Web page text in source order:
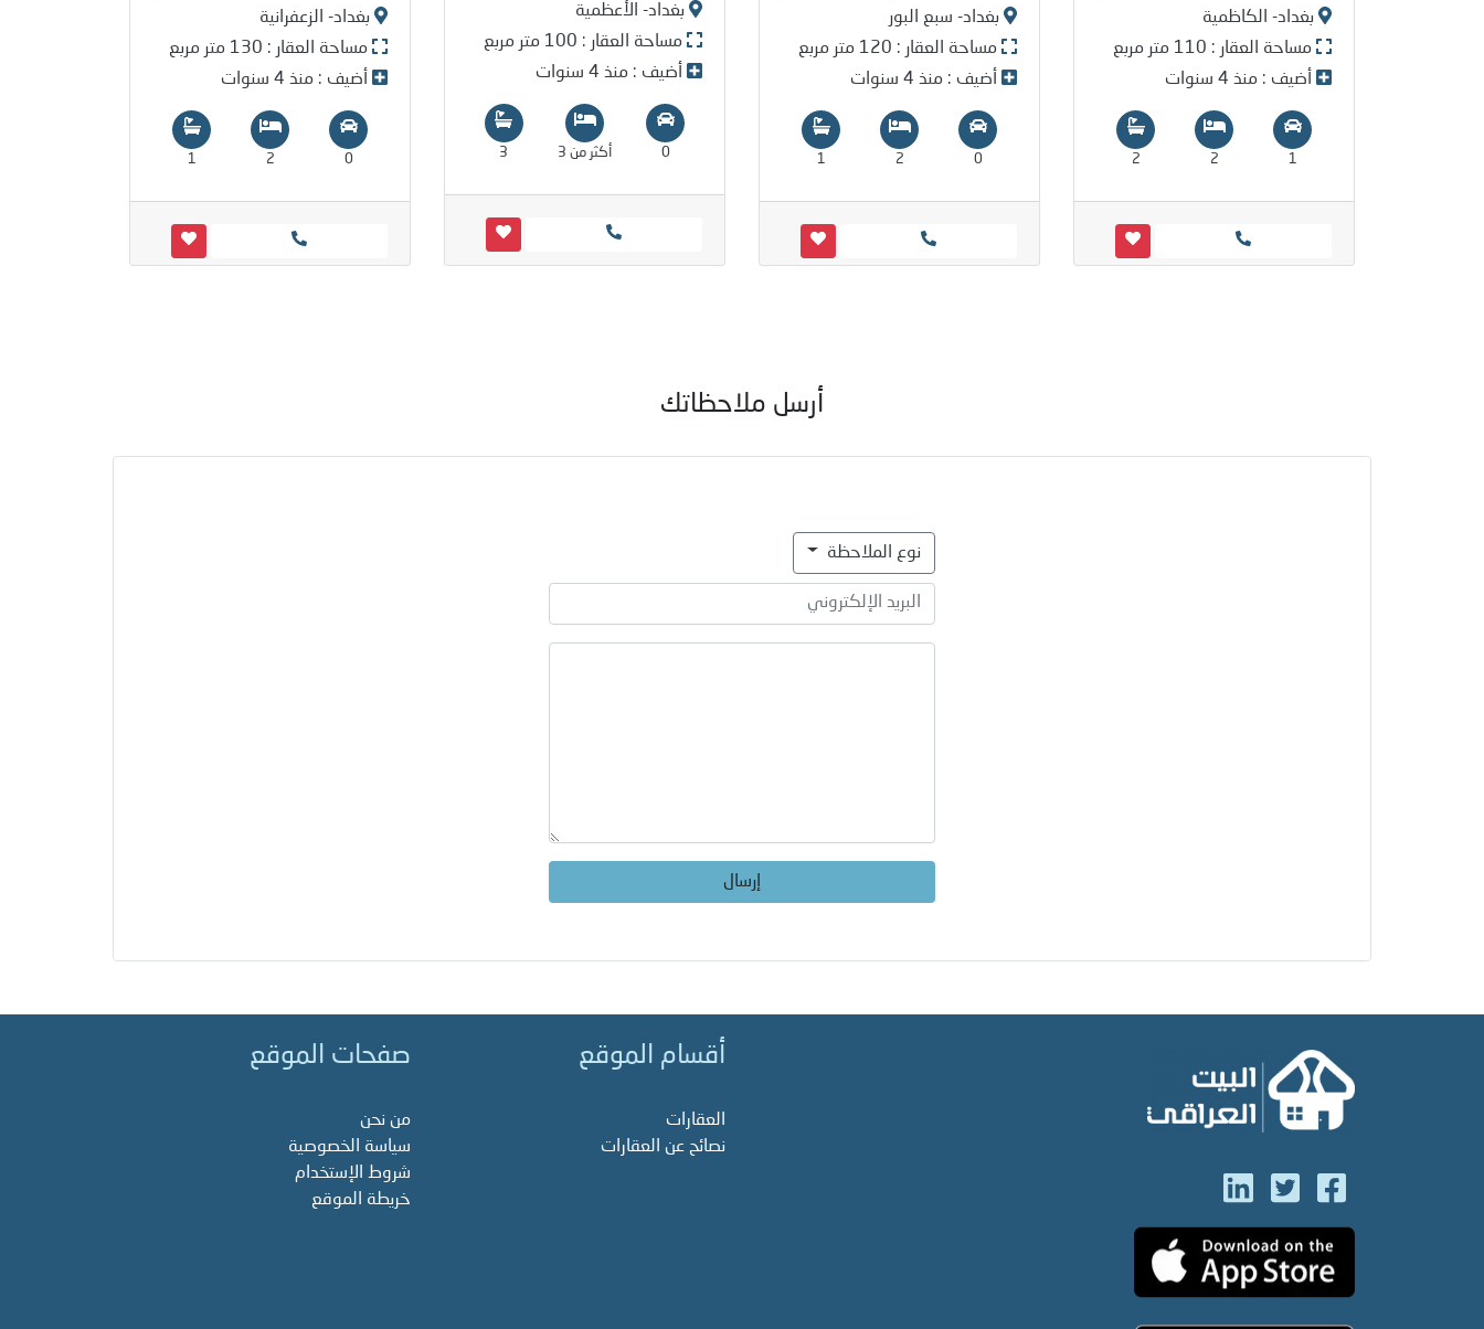
بغداد- الكاظمية
مساحة العقار : 110 متر مربع
أضيف : منذ 4 سنوات
1
2
2
بغداد- سبع البور
مساحة العقار : 120 متر مربع
أضيف : منذ 4 سنوات
0
2
1
بغداد- الأعظمية
مساحة العقار : 100 متر مربع
أضيف : منذ 4 سنوات
0 أكثر من 3 3
بغداد- الزعفرانية
مساحة العقار : 130 متر مربع
أضيف : منذ 4 سنوات
0
2
1
أرسل ملاحظاتك
نوع الملاحظة
إرسال
أقسام الموقع
العقارات
نصائح عن العقارات
صفحات الموقع
من نحن
سياسة الخصوصية
شروط الإستخدام
خريطة الموقع